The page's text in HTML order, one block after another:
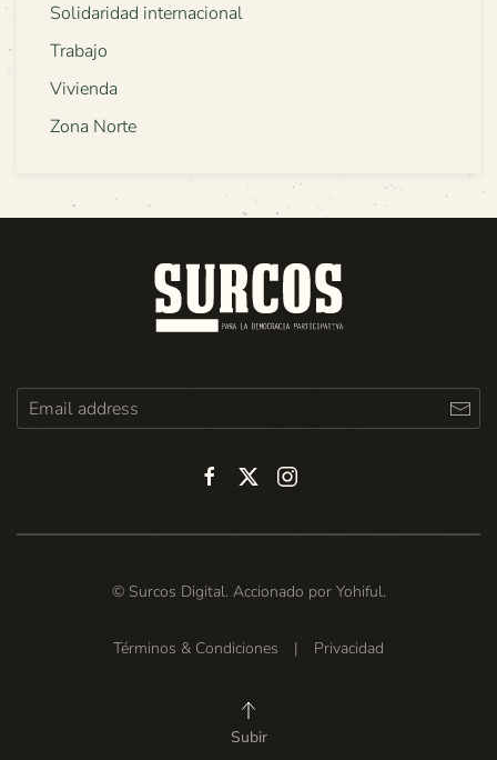
Solidaridad internacional
Trabajo
Vivienda
Zona Norte
© Surcos Digital. Accionado por Yohiful.
Términos & Condiciones | Privacidad
Subir